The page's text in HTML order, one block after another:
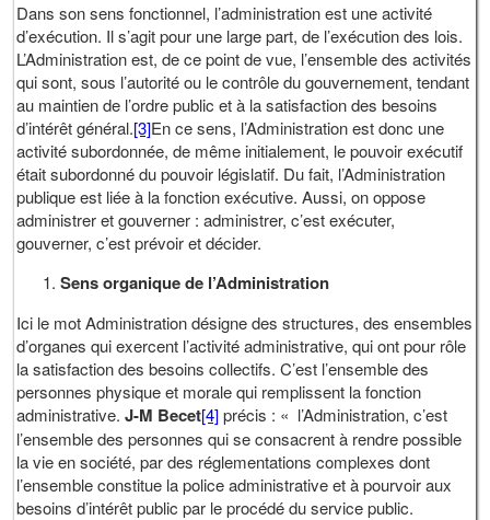
Dans son sens fonctionnel, l’administration est une activité
d’exécution. Il s’agit pour une large part, de l’exécution des lois.
L’Administration est, de ce point de vue, l’ensemble des activités
qui sont, sous l’autorité ou le contrôle du gouvernement, tendant
au maintien de l’ordre public et à la satisfaction des besoins
d’intérêt général.[3]En ce sens, l’Administration est donc une
activité subordonnée, de même initialement, le pouvoir exécutif
était subordonné du pouvoir législatif. Du fait, l’Administration
publique est liée à la fonction exécutive. Aussi, on oppose
administrer et gouverner : administrer, c’est exécuter,
gouverner, c’est prévoir et décider.
Sens organique de l’Administration
Ici le mot Administration désigne des structures, des ensembles
d’organes qui exercent l’activité administrative, qui ont pour rôle
la satisfaction des besoins collectifs. C’est l’ensemble des
personnes physique et morale qui remplissent la fonction
administrative.J-M Becet[4]précis : « l’Administration, c’est
l’ensemble des personnes qui se consacrent à rendre possible
la vie en société, par des réglementations complexes dont
l’ensemble constitue la police administrative et à pourvoir aux
besoins d’intérêt public par le procédé du service public.